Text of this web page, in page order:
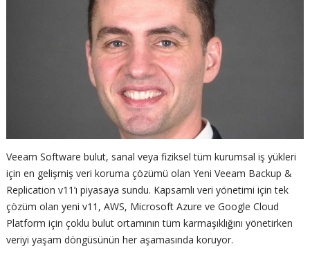
Veeam Software bulut, sanal veya fiziksel tüm kurumsal iş yükleri
için en gelişmiş veri koruma çözümü olan Yeni Veeam Backup &
Replication v11’ı piyasaya sundu. Kapsamlı veri yönetimi için tek
çözüm olan yeni v11, AWS, Microsoft Azure ve Google Cloud
Platform için çoklu bulut ortamının tüm karmaşıklığını yönetirken
veriyi yaşam döngüsünün her aşamasında koruyor.